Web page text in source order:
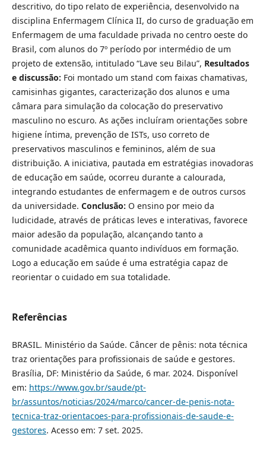
descritivo, do tipo relato de experiência, desenvolvido na
disciplina Enfermagem Clínica II, do curso de graduação em
Enfermagem de uma faculdade privada no centro oeste do
Brasil, com alunos do 7º período por intermédio de um
projeto de extensão, intitulado “Lave seu Bilau”, Resultados
e discussão: Foi montado um stand com faixas chamativas,
camisinhas gigantes, caracterização dos alunos e uma
câmara para simulação da colocação do preservativo
masculino no escuro. As ações incluíram orientações sobre
higiene íntima, prevenção de ISTs, uso correto de
preservativos masculinos e femininos, além de sua
distribuição. A iniciativa, pautada em estratégias inovadoras
de educação em saúde, ocorreu durante a calourada,
integrando estudantes de enfermagem e de outros cursos
da universidade. Conclusão: O ensino por meio da
ludicidade, através de práticas leves e interativas, favorece
maior adesão da população, alcançando tanto a
comunidade acadêmica quanto indivíduos em formação.
Logo a educação em saúde é uma estratégia capaz de
reorientar o cuidado em sua totalidade.
Referências
BRASIL. Ministério da Saúde. Câncer de pênis: nota técnica
traz orientações para profissionais de saúde e gestores.
Brasília, DF: Ministério da Saúde, 6 mar. 2024. Disponível
em: https://www.gov.br/saude/pt-
br/assuntos/noticias/2024/marco/cancer-de-penis-nota-
tecnica-traz-orientacoes-para-profissionais-de-saude-e-
gestores. Acesso em: 7 set. 2025.